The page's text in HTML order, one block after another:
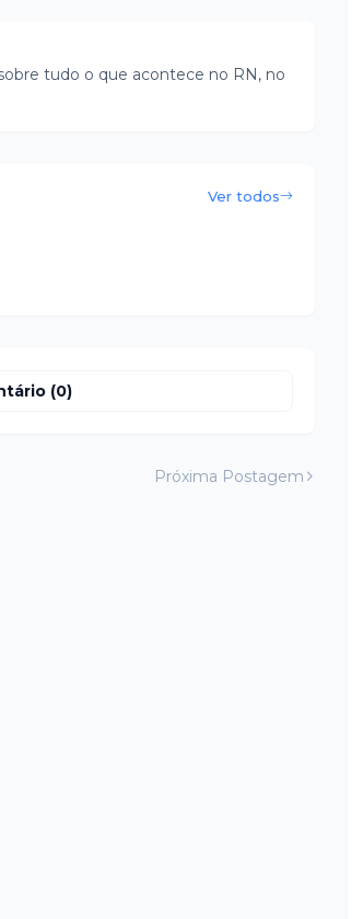
tudo o que acontece no RN, no
Ver todos
(0)
Próxima Postagem